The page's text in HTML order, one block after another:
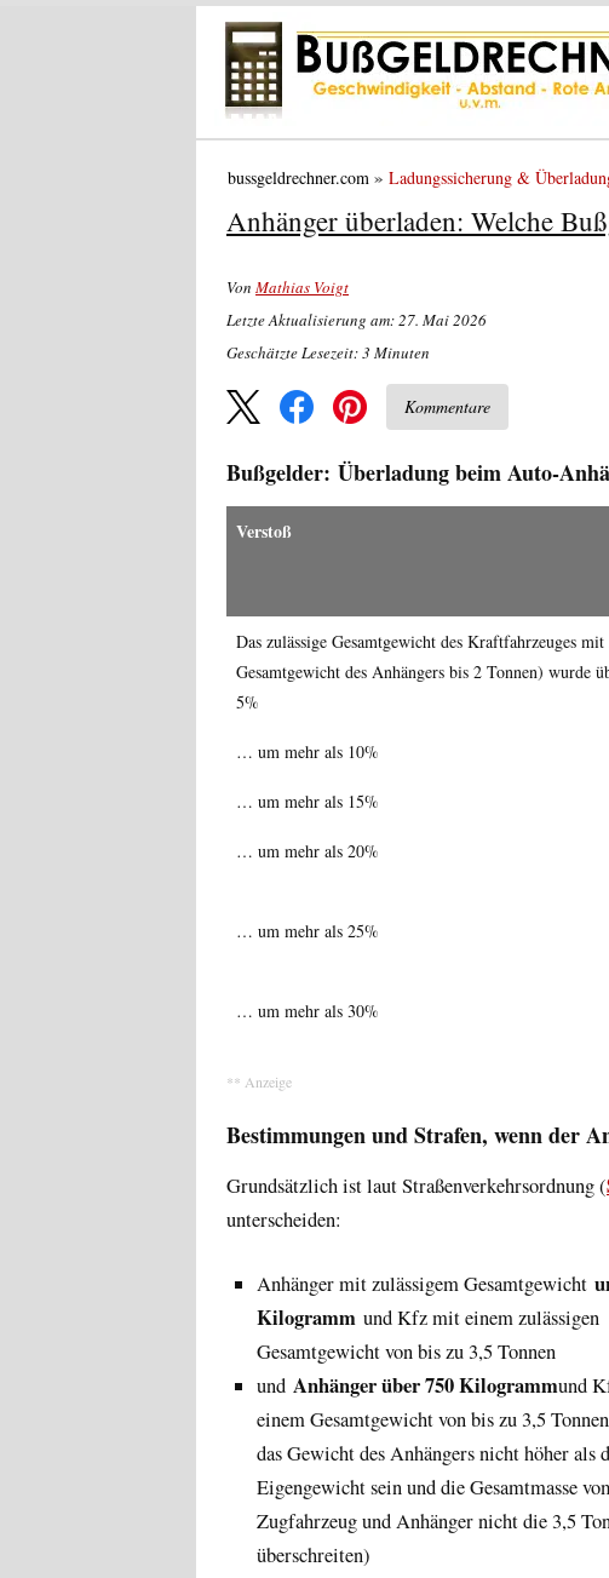
bussgeldrechner.com Ladungssicherung &
Anhänger überladen: Welche
Von Mathias Voigt
Letzte Aktualisierung am: 27. Mai 2026
Geschätzte Lesezeit:3 Minuten
Kommentare
Bußgelder: Überladung beim Auto-
Verstoß
Das zulässige Gesamtgewicht des Kraftfahrzeuges
Gesamtgewicht des Anhängers bis 2 Tonnen) wurde
5%
… um mehr als 10%
… um mehr als 15%
… um mehr als 20%
… um mehr als 25%
… um mehr als 30%
Bestimmungen und Strafen, wenn der
Grundsätzlich ist laut Straßenverkehrsordnung (
unterscheiden:
Anhänger mit zulässigem Gesamtgewicht
Kilogramm und Kfz mit einem zulässigen
Gesamtgewicht von bis zu 3,5 Tonnen
und Anhänger über 750 Kilogrammund
einem Gesamtgewicht von bis zu 3,5
das Gewicht des Anhängers nicht höher als
Eigengewicht sein und die Gesamtmasse
Zugfahrzeug und Anhänger nicht die 3,5
überschreiten)